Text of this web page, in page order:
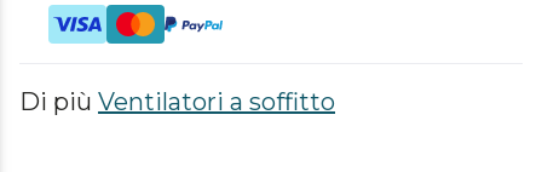
Di più Ventilatori a soffitto